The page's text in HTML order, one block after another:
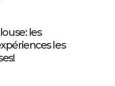
les
les